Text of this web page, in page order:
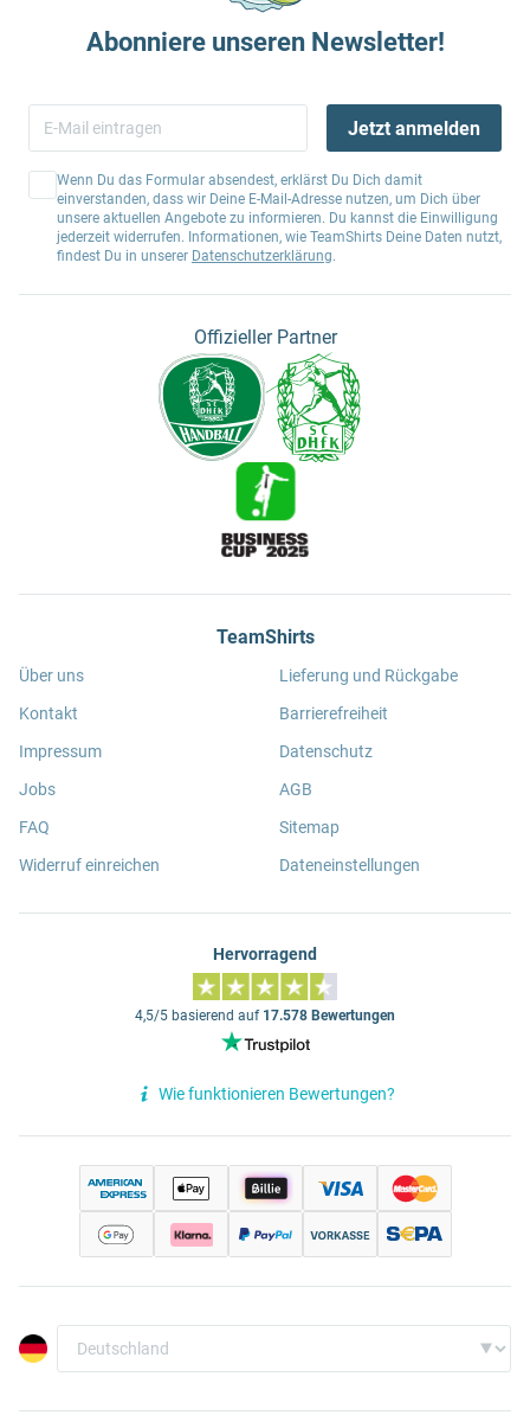
Abonniere unseren Newsletter!
Jetzt anmelden
Wenn Du das Formular absendest, erklärst Du Dich damit
einverstanden, dass wir Deine E-Mail-Adresse nutzen, um Dich über
unsere aktuellen Angebote zu informieren. Du kannst die Einwilligung
jederzeit widerrufen. Informationen, wie TeamShirts Deine Daten nutzt,
findest Du in unserer Datenschutzerklärung.
Offizieller Partner
TeamShirts
Über uns
Kontakt
Impressum
Jobs
FAQ
Widerruf einreichen
Lieferung und Rückgabe
Barrierefreiheit
Datenschutz
AGB
Sitemap
Dateneinstellungen
Hervorragend
4,5/5 basierend auf 17.578 Bewertungen
Wie funktionieren Bewertungen?